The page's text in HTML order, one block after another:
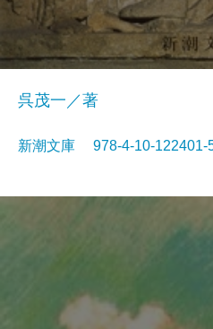
呉茂一／著
新潮文庫 978-4-10-